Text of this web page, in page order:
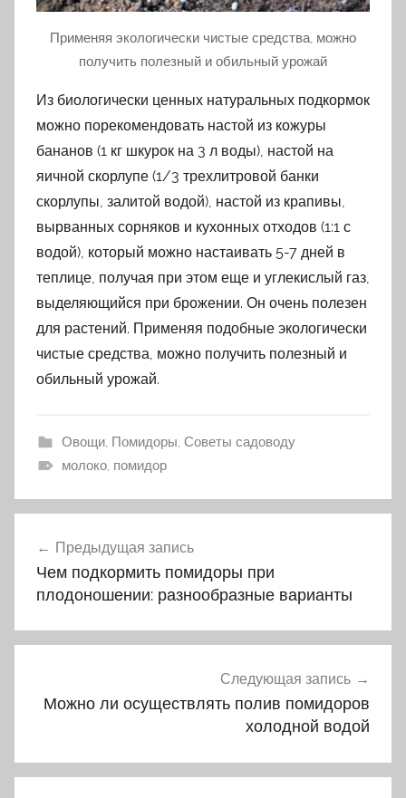
Применяя экологически чистые средства, можно
получить полезный и обильный урожай
Из биологически ценных натуральных подкормок
можно порекомендовать настой из кожуры
бананов (1 кг шкурок на 3 л воды), настой на
яичной скорлупе (1/3 трехлитровой банки
скорлупы, залитой водой), настой из крапивы,
вырванных сорняков и кухонных отходов (1:1 с
водой), который можно настаивать 5-7 дней в
теплице, получая при этом еще и углекислый газ,
выделяющийся при брожении. Он очень полезен
для растений. Применяя подобные экологически
чистые средства, можно получить полезный и
обильный урожай.
Овощи, Помидоры, Советы садоводу
молоко, помидор
Навигация
по
Предыдущая запись
Чем подкормить помидоры при
плодоношении: разнообразные варианты
Следующая запись
Можно ли осуществлять полив помидоров
холодной водой